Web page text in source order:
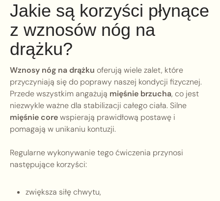
Jakie są korzyści płynące
z wznosów nóg na
drążku?
Wznosy nóg na drążku oferują wiele zalet, które
przyczyniają się do poprawy naszej kondycji fizycznej.
Przede wszystkim angażują mięśnie brzucha, co jest
niezwykle ważne dla stabilizacji całego ciała. Silne
mięśnie corewspierają prawidłową postawę i
pomagają w unikaniu kontuzji.
Regularne wykonywanie tego ćwiczenia przynosi
następujące korzyści:
zwiększa siłę chwytu,